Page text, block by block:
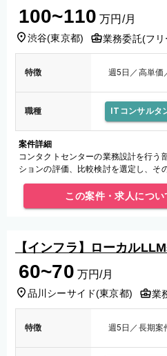
援）
100~110 万円/月
渋谷(東京都) 業務委託(フ
特徴 週5日／高単価
職種 ITコンサルタ
案件詳細
コンタクトセンターの業務設計を行う
ションの評価、比較検討を選定し、そ
説明、提案を行っていただきたい。
この案件・求人につ
【インフラ】ローカル
60~70 万円/月
品川シーサイド(東京都) 業
特徴 週5日／長期案